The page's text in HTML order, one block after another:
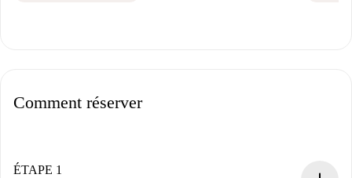
Comment réserver
ÉTAPE 1